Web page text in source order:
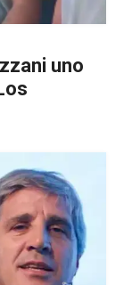
uno